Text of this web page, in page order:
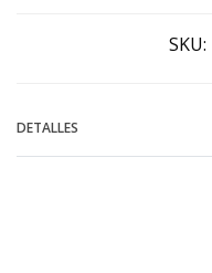
SKU:
DETALLES